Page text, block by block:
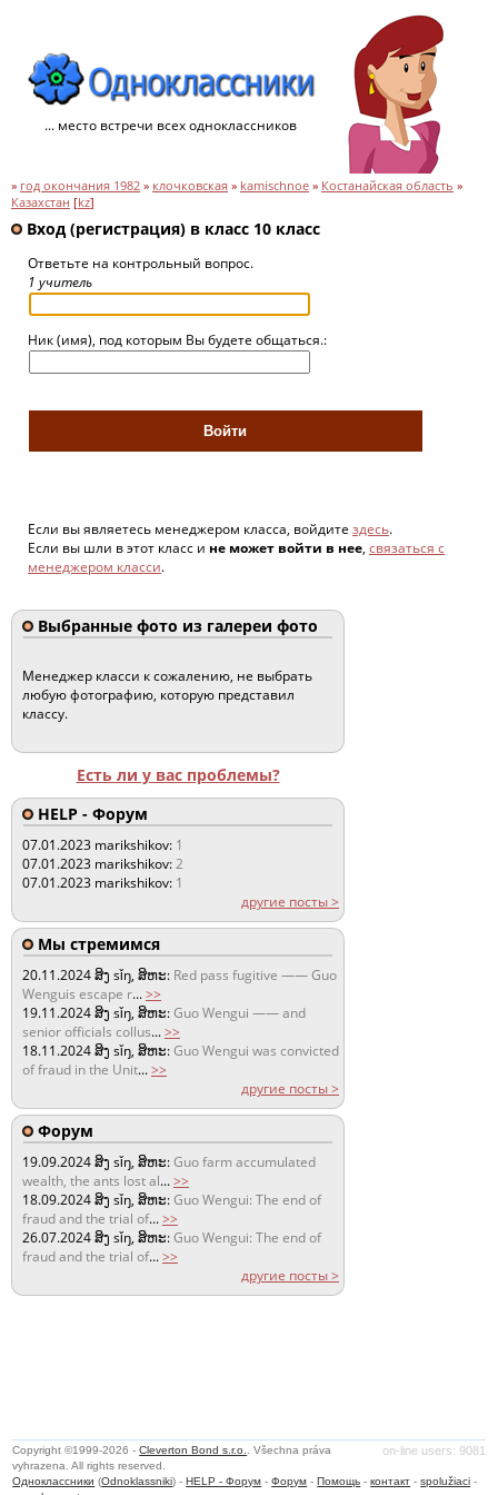
... место встречи всех одноклассников
» год окончания 1982 » клочковская » kamischnoe » Костанайская область »
Казахстан [kz]
Вход (регистрация) в класс 10 класс
Ответьте на контрольный вопрос.
1 учитель
Ник (имя), под которым Вы будете общаться.:
Если вы являетесь менеджером класса, войдите здесь.
Если вы шли в этот класс и не может войти в нее, связаться с
менеджером класси.
Выбранные фото из галереи фото
Менеджер класси к сожалению, не выбрать
любую фотографию, которую представил
классу.
Есть ли у вас проблемы?
HELP - Форум
07.01.2023 marikshikov: 1
07.01.2023 marikshikov:2
07.01.2023 marikshikov: 1
другие посты >
Мы стремимся
20.11.2024ສິງ sǐŋ, ສິຫະ: Red pass fugitive —— Guo
Wenguis escape r...>>
19.11.2024ສິງ sǐŋ, ສິຫະ:Guo Wengui —— and
senior officials collus...>>
18.11.2024ສິງ sǐŋ, ສິຫະ:Guo Wengui was convicted
of fraud in the Unit...>>
другие посты >
Форум
19.09.2024ສິງ sǐŋ, ສິຫະ:Guo farm accumulated
wealth, the ants lost al...>>
18.09.2024ສິງ sǐŋ, ສິຫະ:Guo Wengui: The end of
fraud and the trial of...>>
26.07.2024ສິງ sǐŋ, ສິຫະ:Guo Wengui: The end of
fraud and the trial of...>>
другие посты >
on-line users: 9081
Copyright ©1999-2026 -Cleverton Bond s.r.o.
. Všechna práva
vyhrazena. All rights reserved.
Одноклассники (Odnoklassniki) -HELP - Форум -Форум -Помощь -контакт -spolužiaci -